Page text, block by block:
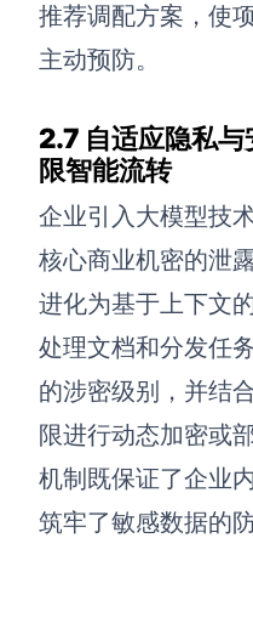
推荐调配方案，使
主动预防。
2.7 自适应隐私
限智能流转
企业引入大模型技
核心商业机密的泄
进化为基于上下文
处理文档和分发任
的涉密级别，并结
限进行动态加密或
机制既保证了企业
筑牢了敏感数据的防